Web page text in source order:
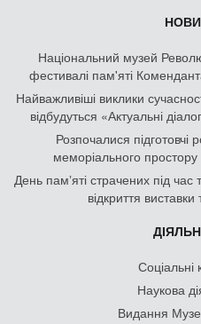
Національний музей
фестивалі пам'яті
Найважливіші виклики
відбудуться «Актуальні
Розпочалися
меморіального
День памʼяті страчених під
відкриття
Соціальні
Наукова
Видання